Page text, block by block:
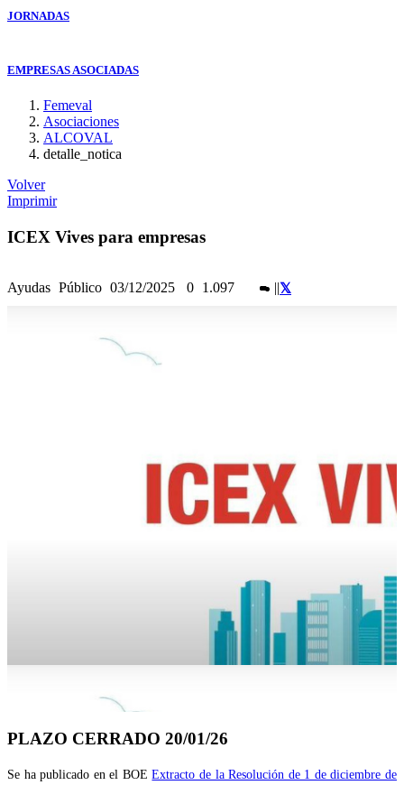
JORNADAS
EMPRESAS ASOCIADAS
Femeval
Asociaciones
ALCOVAL
detalle_notica
Volver
Imprimir
ICEX Vives para empresas
Ayudas Público 03/12/2025 0 1.097
PLAZO CERRADO 20/01/26
Se ha publicado en el BOEExtracto de la Resolución de 1 de diciembre de